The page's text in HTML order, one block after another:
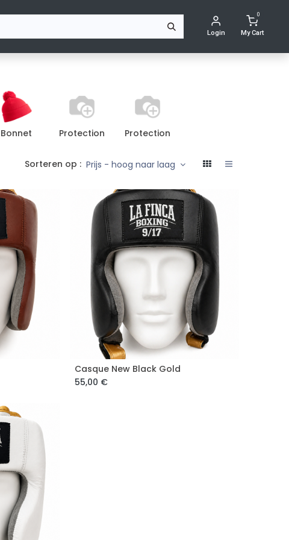
Login
0
My Cart
Bonnet Protection Protection
Sorteren op : Prijs - hoog naar laag
Add to Cart
Casque New Black Gold
55,00 €